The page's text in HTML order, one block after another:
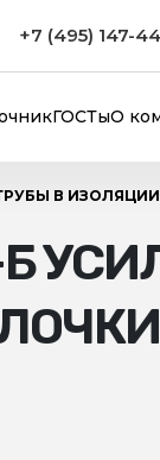
+7 (495) 147-
ГОСТыО
В ИЗОЛЯЦИИ